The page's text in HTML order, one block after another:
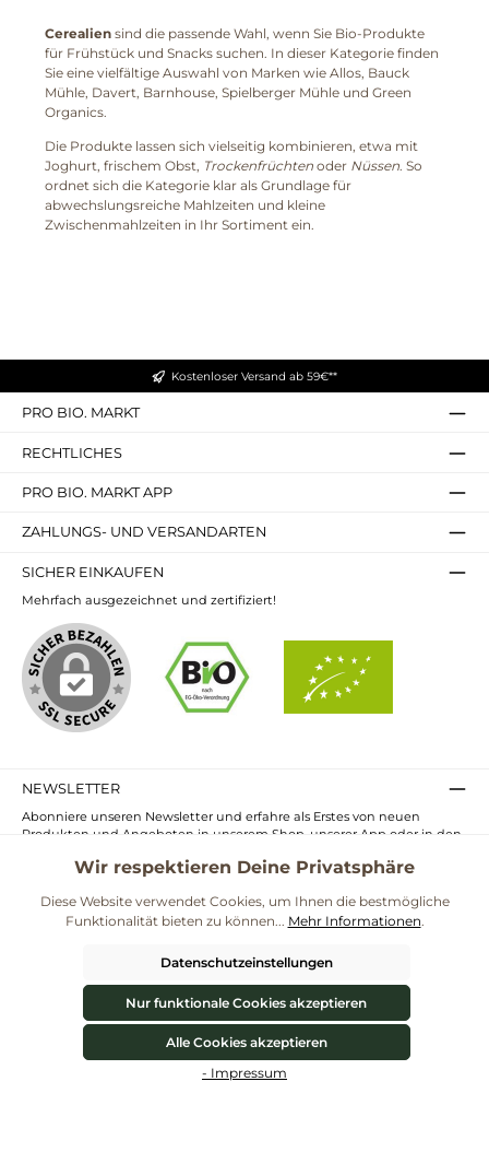
Cerealien sind die passende Wahl, wenn Sie Bio-Produkte
für Frühstück und Snacks suchen. In dieser Kategorie finden
Sie eine vielfältige Auswahl von Marken wie Allos, Bauck
Mühle, Davert, Barnhouse, Spielberger Mühle und Green
Organics.
Die Produkte lassen sich vielseitig kombinieren, etwa mit
Joghurt, frischem Obst, Trockenfrüchten oder Nüssen. So
ordnet sich die Kategorie klar als Grundlage für
abwechslungsreiche Mahlzeiten und kleine
Zwischenmahlzeiten in Ihr Sortiment ein.
Kostenloser Versand ab 59€**
PRO BIO. MARKT
RECHTLICHES
PRO BIO. MARKT APP
ZAHLUNGS- UND VERSANDARTEN
SICHER EINKAUFEN
Mehrfach ausgezeichnet und zertifiziert!
NEWSLETTER
Abonniere unseren Newsletter und erfahre als Erstes von neuen
Produkten und Angeboten in unserem Shop, unserer App oder in den
Mail-
UNSERE COMMUNITIES
Mama & Kind Themenwelt Darmgesundheit
**Kostenloser Versand ab 59€ nur mit einem pro.bio MARKT Kundenkonto * Alle
Werkzeugleiste anzeigen
Wir respektieren Deine Privatsphäre
Diese Website verwendet Cookies, um Ihnen die bestmögliche
Funktionalität bieten zu können... Mehr Informationen.
Datenschutzeinstellungen
Nur funktionale Cookies akzeptieren
Alle Cookies akzeptieren
- Impressum